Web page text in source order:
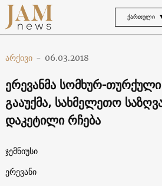
ᲥᲐᲠᲗᲣᲚᲘ
არქივი - 06.03.2018
ერევანმა სომხურ-
გააუქმა, სახმელეთო
დაკეტილი რჩება
ჯემნიუსი
ერევანი